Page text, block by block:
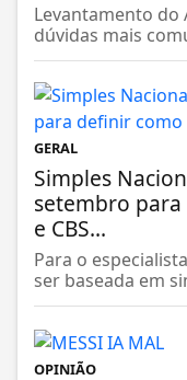
Levantamento do
dúvidas mais
GERAL
Simples
setembro
e CBS...
Para o
ser baseada em
OPINIÃO